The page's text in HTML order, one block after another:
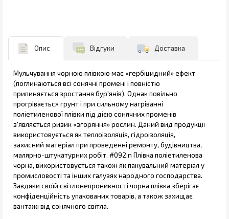
Опис Відгуки Доставка
Мульчування чорною плівкою має «гербіцидний» ефект
(поглинаються всі сонячні промені і повністю
припиняється зростання бур'янів). Однак повільно
прогрівається грунт і при сильному нагріванні
поліетиленової плівки під дією сонячних променів
з'являється ризик «згоряння» рослин. Даний вид продукції
використовується як теплоізоляція, гідроізоляція,
захисний матеріал при проведенні ремонту, будівництва,
малярно-штукатурних робіт. #092;n Плівка поліетиленова
чорна, використовується також як пакувальний матеріал у
промисловості та інших галузях народного господарства.
Завдяки своїй світлонепроникності чорна плівка зберігає
конфіденційність упакованих товарів, а також захищає
вантажі від сонячного світла.